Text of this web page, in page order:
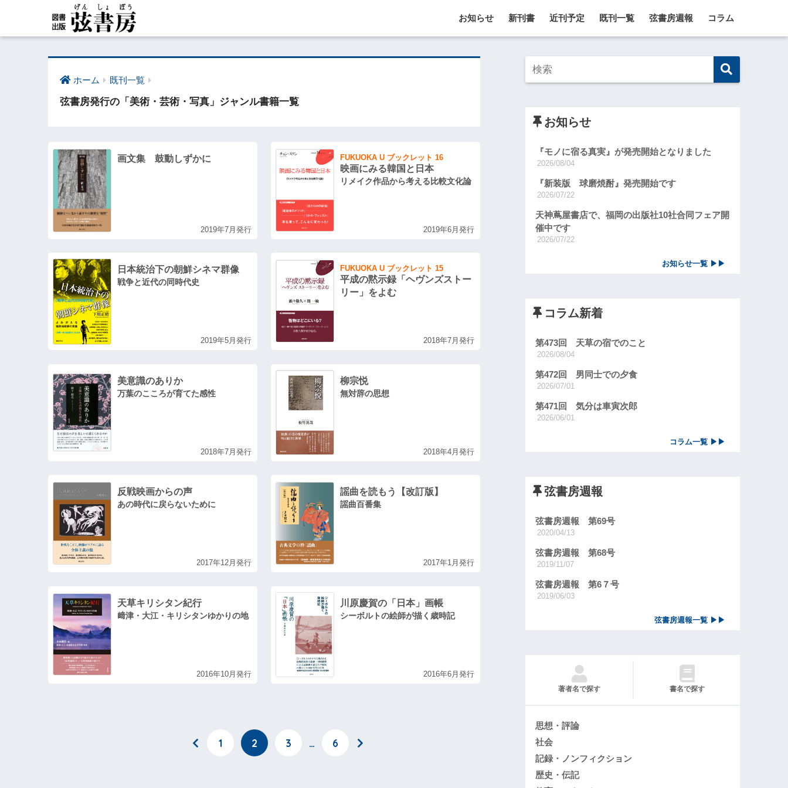
お知らせ 新刊書 近刊予定 既刊一覧 弦書房週報 コラム
ホーム 既刊一覧
弦書房発行の「美術・芸術・写真」ジャンル書籍一覧
画文集 鼓動しずかに
2019年7月発行
FUKUOKA U ブックレット 16
映画にみる韓国と日本
リメイク作品から考える比較文化論
2019年6月発行
日本統治下の朝鮮シネマ群像
戦争と近代の同時代史
2019年5月発行
FUKUOKA U ブックレット 15
平成の黙示録「ヘヴンズストー
リー」をよむ
2018年7月発行
美意識のありか
万葉のこころが育てた感性
2018年7月発行
柳宗悦
無対辞の思想
2018年4月発行
反戦映画からの声
あの時代に戻らないために
2017年12月発行
謡曲を読もう【改訂版】
謡曲百番集
2017年1月発行
天草キリシタン紀行
﨑津・大江・キリシタンゆかりの地
2016年10月発行
川原慶賀の「日本」画帳
シーボルトの絵師が描く歳時記
2016年6月発行
1 2 3 … 6
お知らせ
『モノに宿る真実』が発売開始となりました
2026/08/04
『新装版 球磨焼酎』発売開始です
2026/07/22
天神蔦屋書店で、福岡の出版社10社合同フェア開
催中です
2026/07/22
お知らせ一覧 ▶▶
コラム新着
第473回 天草の宿でのこと
2026/08/04
第472回 男同士での夕食
2026/07/01
第471回 気分は車寅次郎
2026/06/01
コラム一覧 ▶▶
弦書房週報
弦書房週報 第69号
2020/04/13
弦書房週報 第68号
2019/11/07
弦書房週報 第6７号
2019/06/03
弦書房週報一覧 ▶▶
著者名で探す 書名で探す
思想・評論
社会
記録・ノンフィクション
歴史・伝記